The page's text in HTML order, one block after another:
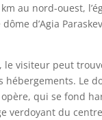
au nord-ouest,
d’Agia
le visiteur peut
hébergements. Le
opère, qui se fond
verdoyant du